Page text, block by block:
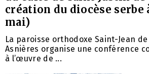
création du diocèse serbe
mai)
La paroisse orthodoxe Saint-Jean de
Asnières organise une conférence
à l’œuvre de ...